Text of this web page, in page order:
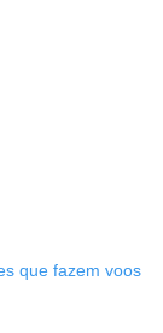
que fazem voos